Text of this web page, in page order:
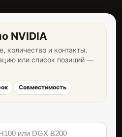
NVIDIA
количество и контакты.
или список позиций —
Совместимость